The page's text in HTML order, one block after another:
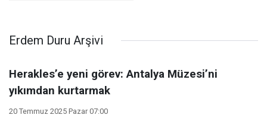
Erdem Duru Arşivi
Herakles’e yeni görev: Antalya Müzesi’ni
yıkımdan kurtarmak
20 Temmuz 2025 Pazar 07:00